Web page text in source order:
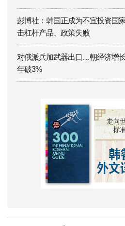
彭博社：韩国正成为不宜投资国
击杠杆产品、政策失败
对俄派兵加武器出口…朝经济增
年破3%